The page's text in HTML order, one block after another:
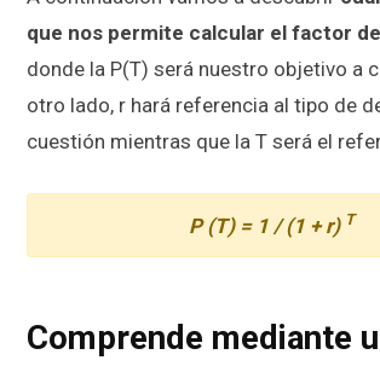
que nos permite calcular el factor
donde la P(T) será nuestro objetivo a
otro lado, r hará referencia al tipo de
cuestión mientras que la T será el
P (T) = 1 / (1 + r) T
Comprende mediante